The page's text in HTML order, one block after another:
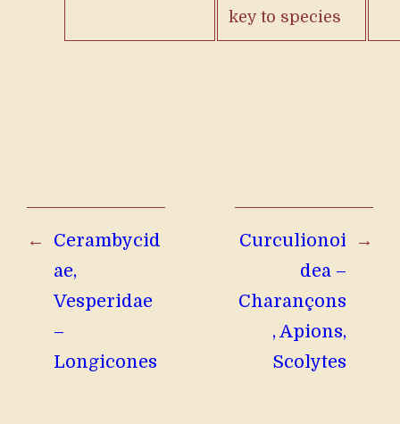
key to species
←
Cerambycid
ae,
Vesperidae
–
Longicones
→
Curculionoi
dea –
Charançons
, Apions,
Scolytes